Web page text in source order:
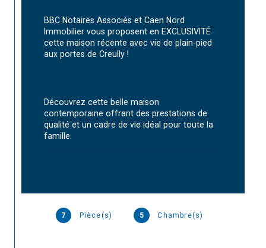
7 Pièce(s) 5 Chambre(s)
BBC Notaires Associés et Caen Nord
Immobilier vous proposent en EXCLUSIVITÉ
cette maison récente avec vie de plain-pied
aux portes de Creully !
Découvrez cette belle maison
contemporaine offrant des prestations de
qualité et un cadre de vie idéal pour toute la
famille.
lumineuse pièce de vie avec salon/séjour
ouvert sur une cuisine A/E, alliant modernité
et convivialité. La maison bénéficie d'une